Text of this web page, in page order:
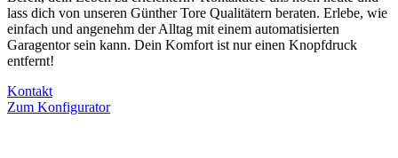
lass dich von unseren Günther Tore Qualitätern beraten. Erlebe, wie
einfach und angenehm der Alltag mit einem automatisierten
Garagentor sein kann. Dein Komfort ist nur einen Knopfdruck
entfernt!
Kontakt
Zum Konfigurator